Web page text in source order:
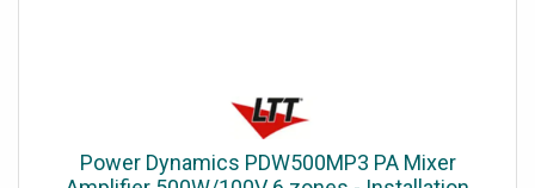
Rapport signal/bruit: >98dB, Alimentation électrique: 100-
240VAC 50/60Hz, THD
Power Dynamics PDW500MP3 PA Mixer